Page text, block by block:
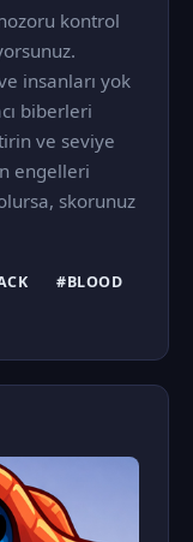
kontrol
insanları yok
biberleri
ve seviye
engelleri
skorunuz
#BLOOD